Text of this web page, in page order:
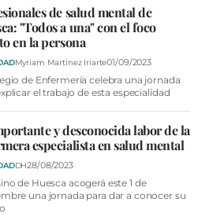
de salud mental de
"Todos a una" con el foco
en la persona
Myriam Martínez Iriarte01/09/2023
de Enfermería celebra una jornada
el trabajo de esta especialidad
y desconocida labor de la
especialista en salud mental
DH28/08/2023
de Huesca acogerá este 1 de
una jornada para dar a conocer su